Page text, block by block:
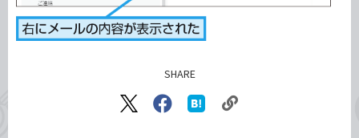
SHARE
X（旧
Facebook